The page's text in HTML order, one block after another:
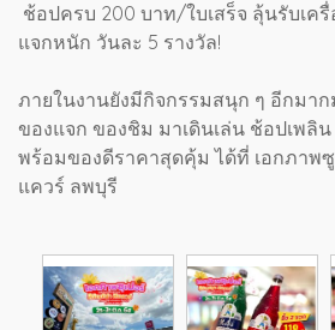
ช้อปครบ 200 บาท/ใบเสร็จ ลุ้นรับเค
แจกหนัก วันละ 5 รางวัล!
ภายในงานยังมีกิจกรรมสนุก ๆ อีกมา
ของแจก ของชิม มาเดินเล่น ช้อปเพลิน
พร้อมของดีราคาสุดคุ้ม ได้ที่ เอกภาพ
แควร์ ลพบุรี